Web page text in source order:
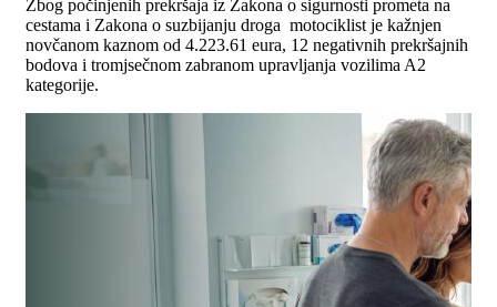
Zbog počinjenih prekršaja iz Zakona o sigurnosti prometa na
cestama i Zakona o suzbijanju droga motociklist je kažnjen
novčanom kaznom od 4.223.61 eura, 12 negativnih prekršajnih
bodova i tromjsečnom zabranom upravljanja vozilima A2
kategorije.